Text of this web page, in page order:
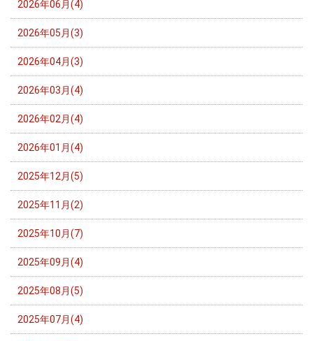
2026年06月(4)
2026年05月(3)
2026年04月(3)
2026年03月(4)
2026年02月(4)
2026年01月(4)
2025年12月(5)
2025年11月(2)
2025年10月(7)
2025年09月(4)
2025年08月(5)
2025年07月(4)